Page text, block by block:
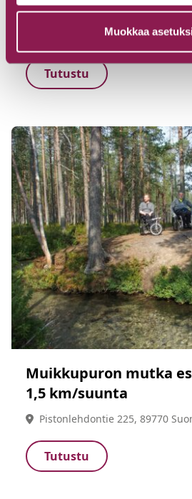
Muokkaa
Värikallion kaarros,
Lähtöpiste: Lihapyörteen
Tutustu
Muikkupuron mutka
1,5 km/suunta
Pistonlehdontie 225, 89770
Tutustu